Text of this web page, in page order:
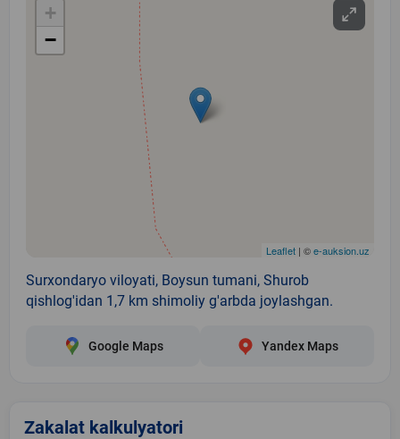
+
−
Leaflet | ©e-auksion.uz
Surxondaryo viloyati, Boysun tumani, Shurob
qishlog'idan 1,7 km shimoliy g'arbda joylashgan.
Google Maps Yandex Maps
Zakalat kalkulyatori